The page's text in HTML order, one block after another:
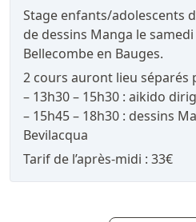
Stage enfants/adolescents
de dessins Manga le
Bellecombe en Bauges.
2 cours auront lieu séparés
– 13h30 – 15h30 : aikido
– 15h45 – 18h30 : dessins
Bevilacqua
Tarif de l’après-midi : 33€